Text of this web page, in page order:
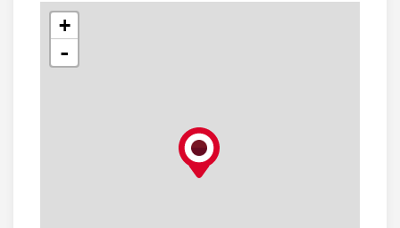
+
-